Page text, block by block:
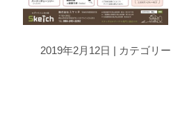
2019年2月12日 | カテゴリー